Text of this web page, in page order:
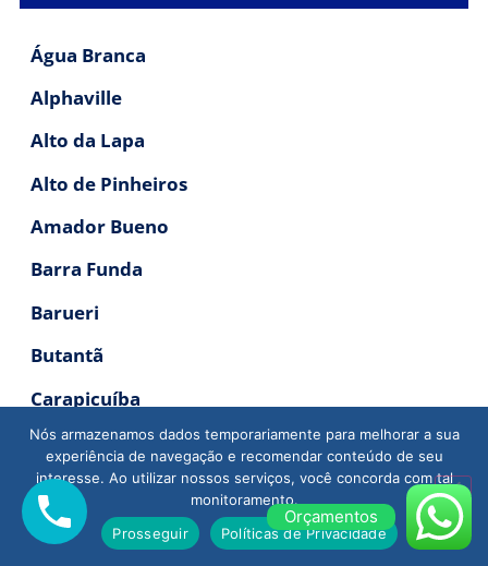
Água Branca
Alphaville
Alto da Lapa
Alto de Pinheiros
Amador Bueno
Barra Funda
Barueri
Butantã
Carapicuíba
Caxingui
Cotia
Embu das Artes
Orçamentos
Nós armazenamos dados temporariamente para melhorar a sua
experiência de navegação e recomendar conteúdo de seu
interesse. Ao utilizar nossos serviços, você concorda com tal
monitoramento.
Prosseguir
Políticas de Privacidade